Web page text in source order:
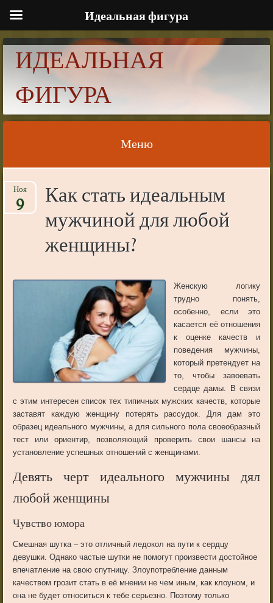
ИДЕАЛЬНАЯ
ФИГУРА
Меню
Skip to content
Как стать идеальным
мужчиной для любой
женщины?
Ноя
9
Женскую логику
трудно понять,
особенно, если это
касается её отношения
к оценке качеств и
поведения мужчины,
который претендует на
то, чтобы завоевать
сердце дамы. В связи
с этим интересен список тех типичных мужских качеств, которые
заставят каждую женщину потерять рассудок. Для дам это
образец идеального мужчины, а для сильного пола своеобразный
тест или ориентир, позволяющий проверить свои шансы на
установление успешных отношений с женщинами.
Девять черт идеального мужчины дял
любой женщины
Чувство юмора
Смешная шутка – это отличный ледокол на пути к сердцу
девушки. Однако частые шутки не помогут произвести достойное
впечатление на свою спутницу. Злоупотребление данным
качеством грозит стать в её мнении не чем иным, как клоуном, и
она не будет относиться к тебе серьезно. Поэтому только
Идеальная фигура